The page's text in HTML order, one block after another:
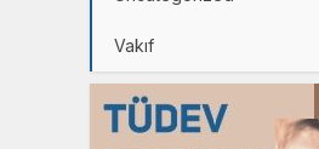
Vakıf